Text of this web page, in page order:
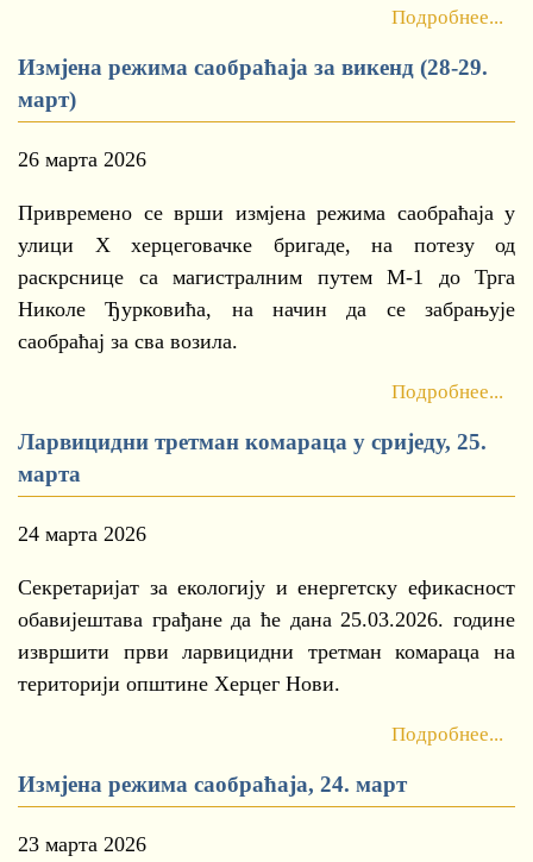
Подробнее...
Измјена режима саобраћаја за викенд (28-29.
март)
26 марта 2026
Привремено се врши измјена режима саобраћаја у
улици X херцеговачке бригаде, на потезу од
раскрснице са магистралним путем М-1 до Трга
Николе Ђурковића, на начин да се забрањује
саобраћај за сва возила.
Подробнее...
Ларвицидни третман комараца у сриједу, 25.
марта
24 марта 2026
Секретаријат за екологију и енергетску ефикасност
обавијештава грађане да ће дана 25.03.2026. године
извршити први ларвицидни третман комараца на
територији општине Херцег Нови.
Подробнее...
Измјена режима саобраћаја, 24. март
23 марта 2026